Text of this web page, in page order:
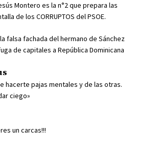
Montero es la n°2 que prepara las
de los CORRUPTOS del PSOE.
falsa fachada del hermano de Sánchez
de capitales a República Dominicana
hacerte pajas mentales y de las otras.
ciego»
un carcas!!!